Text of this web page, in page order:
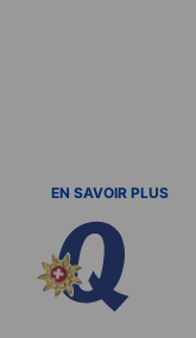
EN SAVOIR PLUS